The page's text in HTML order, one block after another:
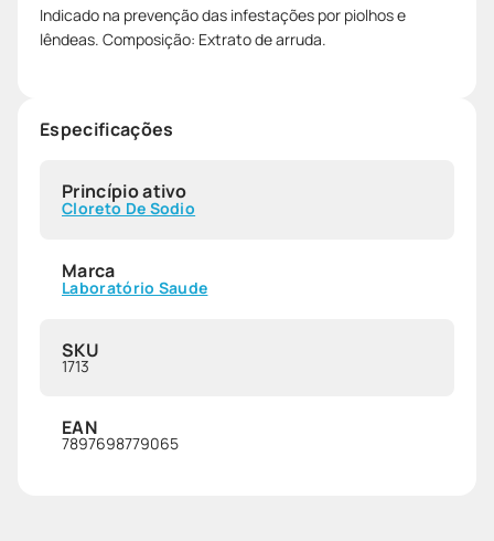
Indicado na prevenção das infestações por piolhos e
lêndeas. Composição: Extrato de arruda.
Especificações
Princípio ativo
Cloreto De Sodio
Marca
Laboratório Saude
SKU
1713
EAN
7897698779065